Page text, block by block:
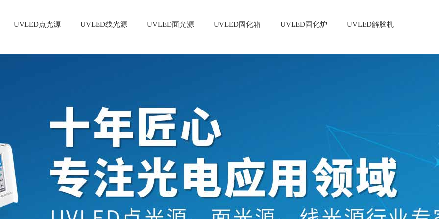
UVLED点光源 UVLED线光源 UVLED面光源 UVLED固化箱 UVLED固化炉 UVLED解胶机